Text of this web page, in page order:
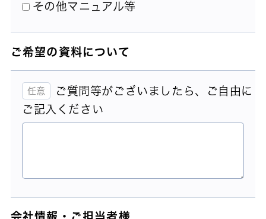
その他マニュアル等
ご希望の資料について
ご質問等がございましたら、ご自由に
ご記入ください
会社情報・ご担当者様